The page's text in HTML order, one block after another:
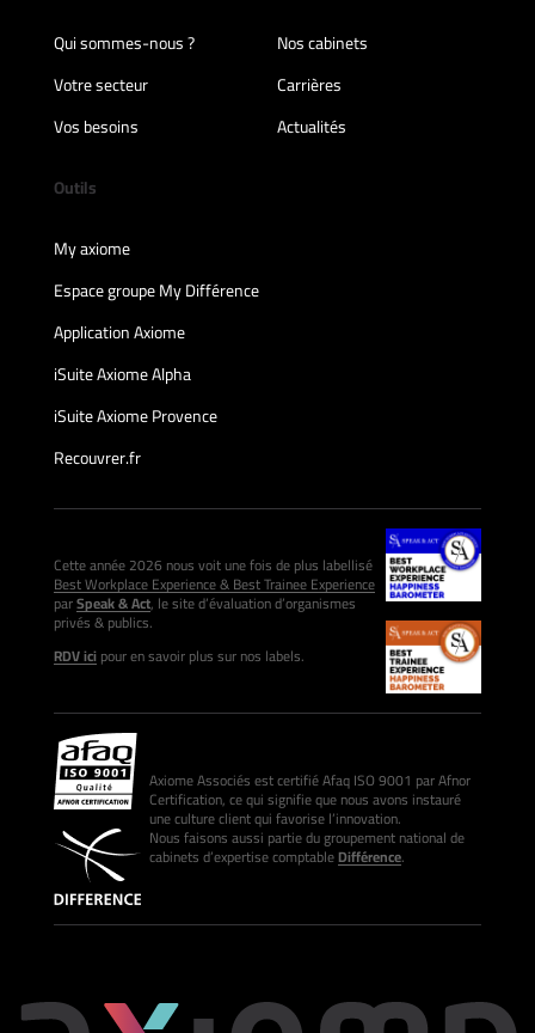
Qui sommes-nous ?
Nos cabinets
Votre secteur
Carrières
Vos besoins
Actualités
Outils
My axiome
Espace groupe My Différence
Application Axiome
iSuite Axiome Alpha
iSuite Axiome Provence
Recouvrer.fr
Cette année 2026 nous voit une fois de plus labellisé
Best Workplace Experience & Best Trainee Experience
parSpeak & Act, le site d’évaluation d’organismes
privés & publics.
RDV icipour en savoir plus sur nos labels.
Axiome Associés est certifié Afaq ISO 9001 par Afnor
Certification, ce qui signifie que nous avons instauré
une culture client qui favorise l’innovation.
Nous faisons aussi partie du groupement national de
cabinets d’expertise comptableDifférence.